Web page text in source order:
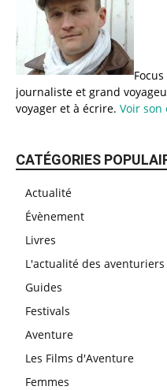
journaliste et grand
voyager et à écrire. Voir son
CATÉGORIES
Actualité
Évènement
Livres
L'actualité des aventuriers
Guides
Festivals
Aventure
Les Films d'Aventure
Femmes